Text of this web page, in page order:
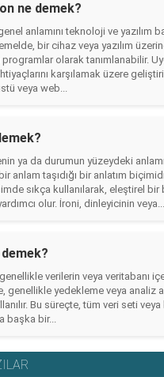
ne demek?
anlamını teknoloji ve yazılım
bir cihaz veya yazılım
olarak tanımlanabilir.
ihtiyaçlarını karşılamak üzere
veya web...
ya da durumun yüzeydeki
anlam taşıdığı bir anlatım
sıkça kullanılarak, eleştirel bir
olur. İroni, dinleyicinin veya...
verilerin veya veritabanı
genellikle yedekleme veya analiz
Bu süreçte, tüm veri seti
başka bir...